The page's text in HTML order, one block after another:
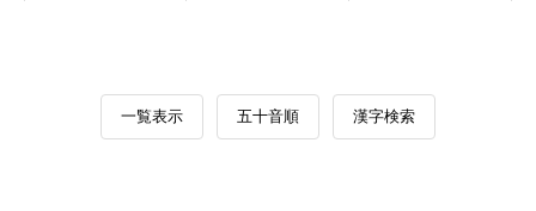
一覧表示 五十音順 漢字検索